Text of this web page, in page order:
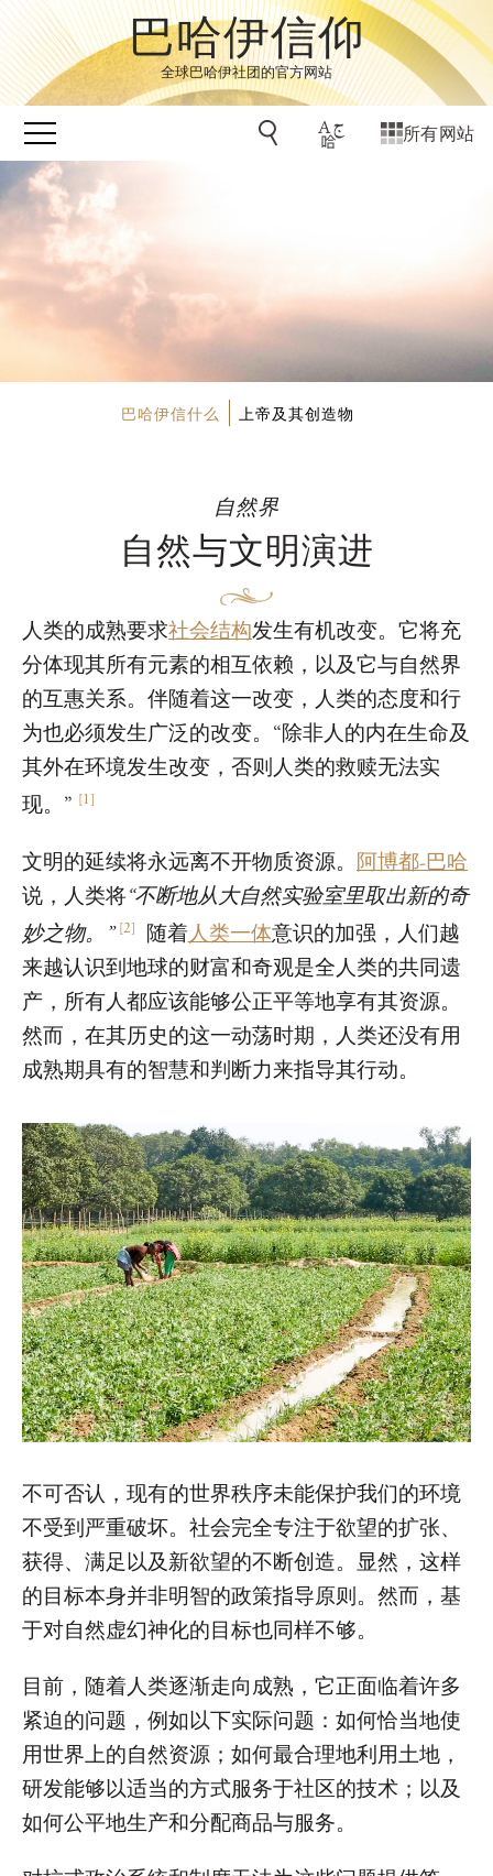
巴哈伊信仰
全球巴哈伊社团的官方网站
所有网站
巴哈伊信什么 上帝及其创造物
自然界
自然与文明演进
人类的成熟要求社会结构发生有机改变。它将充
分体现其所有元素的相互依赖，以及它与自然界
的互惠关系。伴随着这一改变，人类的态度和行
为也必须发生广泛的改变。“除非人的内在生命及
其外在环境发生改变，否则人类的救赎无法实
现。” [1]
文明的延续将永远离不开物质资源。 阿博都-巴哈
说，人类将“不断地从大自然实验室里取出新的奇
妙之物。” [2] 随着人类一体意识的加强，人们越
来越认识到地球的财富和奇观是全人类的共同遗
产，所有人都应该能够公正平等地享有其资源。
然而，在其历史的这一动荡时期，人类还没有用
成熟期具有的智慧和判断力来指导其行动。
不可否认，现有的世界秩序未能保护我们的环境
不受到严重破坏。社会完全专注于欲望的扩张、
获得、满足以及新欲望的不断创造。显然，这样
的目标本身并非明智的政策指导原则。然而，基
于对自然虚幻神化的目标也同样不够。
目前，随着人类逐渐走向成熟，它正面临着许多
紧迫的问题，例如以下实际问题：如何恰当地使
用世界上的自然资源；如何最合理地利用土地，
研发能够以适当的方式服务于社区的技术；以及
如何公平地生产和分配商品与服务。